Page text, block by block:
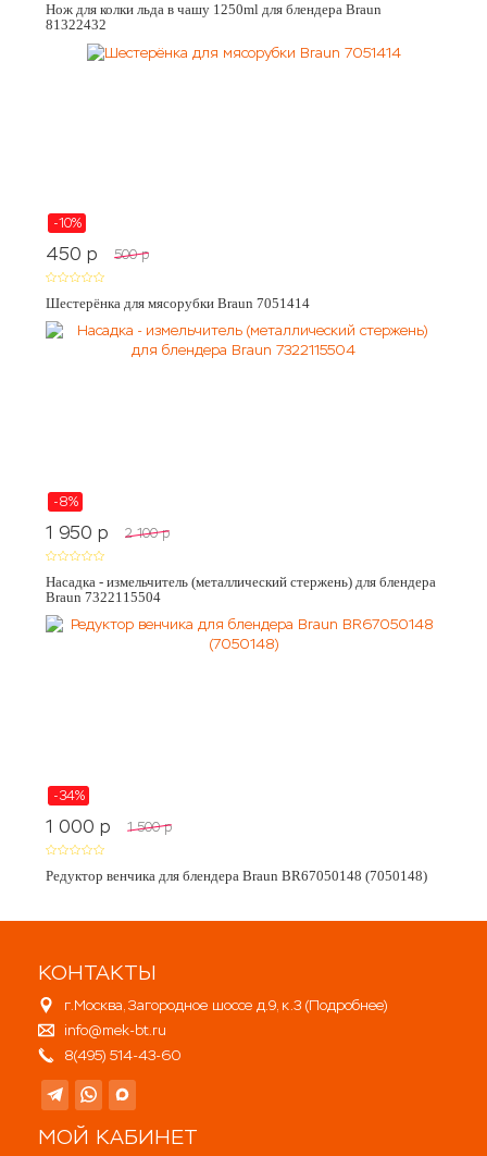
Нож для колки льда в чашу 1250ml для блендера Braun
81322432
-10%
450 p 500 p
Шестерёнка для мясорубки Braun 7051414
-8%
1 950 p 2 100 p
Насадка - измельчитель (металлический стержень) для блендера
Braun 7322115504
-34%
1 000 p 1 500 p
Редуктор венчика для блендера Braun BR67050148 (7050148)
КОНТАКТЫ
г.Москва, Загородное шоссе д.9, к.3 (Подробнее)
info@mek-bt.ru
8(495) 514-43-60
МОЙ КАБИНЕТ